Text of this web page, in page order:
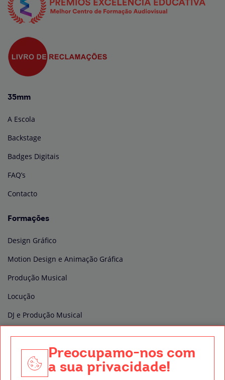
35mm
A Escola
Backstage
Badges Digitais
FAQ’s
Contacto
Formações
Design Gráfico
Motion Design e Animação Gráfica
Produção Musical
Locução
DJ e Produção Musical
Produção Audiovisual
Técnico de Som
Preocupamo-nos com
a sua privacidade!